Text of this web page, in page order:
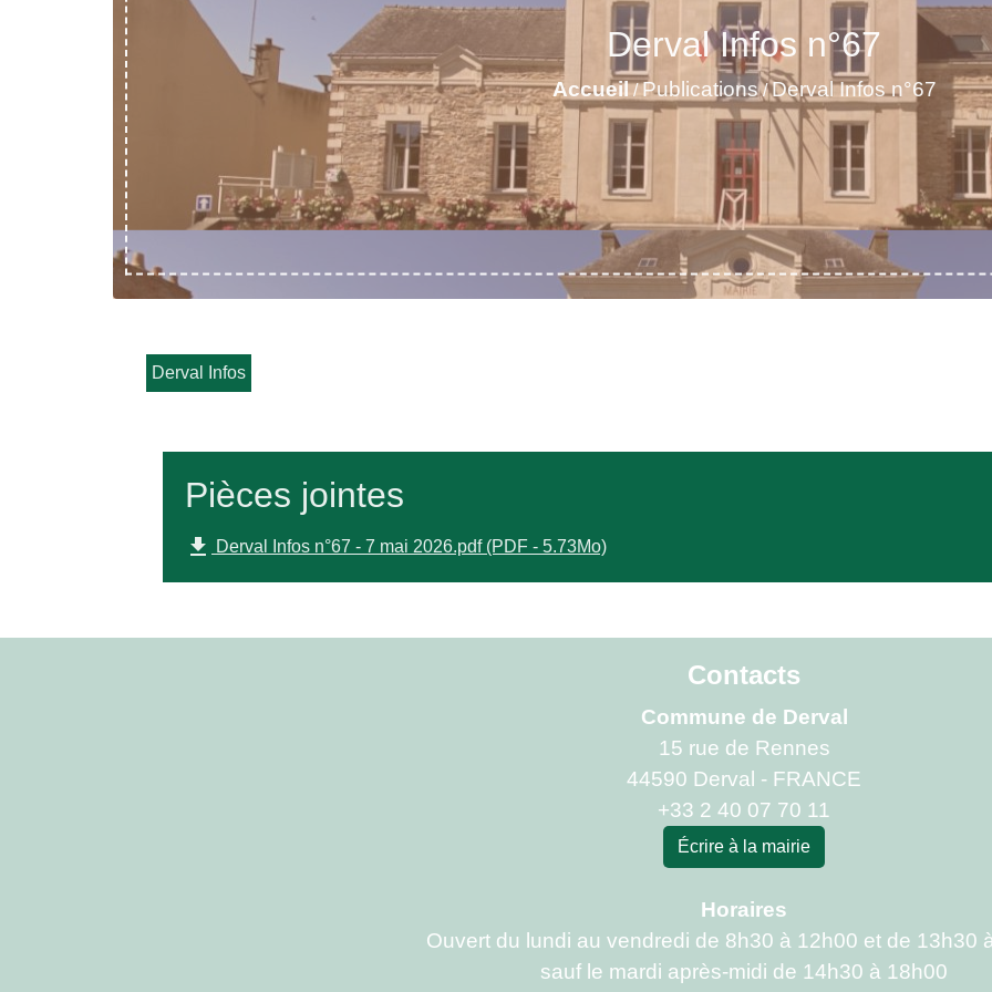
Derval Infos n°67
Accueil/Publications/Derval Infos n°67
Derval Infos
Pièces jointes
file_download Derval Infos n°67 - 7 mai 2026.pdf (PDF - 5.73Mo)
Contacts
Commune de Derval
15 rue de Rennes
44590 Derval - FRANCE
+33 2 40 07 70 11
Écrire à la mairie
Horaires
Ouvert du lundi au vendredi de 8h30 à 12h00 et de 13h30
sauf le mardi après-midi de 14h30 à 18h00